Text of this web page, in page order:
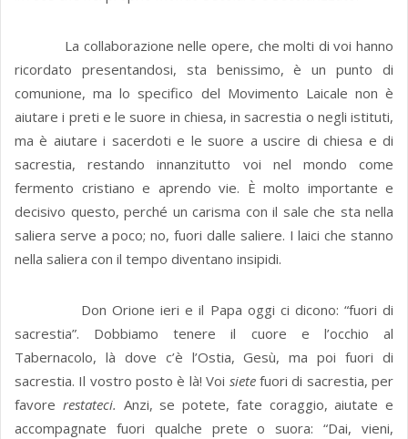
La collaborazione nelle opere, che molti di voi hanno
ricordato presentandosi, sta benissimo, è un punto di
comunione, ma lo specifico del Movimento Laicale non è
aiutare i preti e le suore in chiesa, in sacrestia o negli istituti,
ma è aiutare i sacerdoti e le suore a uscire di chiesa e di
sacrestia, restando innanzitutto voi nel mondo come
fermento cristiano e aprendo vie. È molto importante e
decisivo questo, perché un carisma con il sale che sta nella
saliera serve a poco; no, fuori dalle saliere. I laici che stanno
nella saliera con il tempo diventano insipidi.
Don Orione ieri e il Papa oggi ci dicono: “fuori di
sacrestia”. Dobbiamo tenere il cuore e l’occhio al
Tabernacolo, là dove c’è l’Ostia, Gesù, ma poi fuori di
sacrestia. Il vostro posto è là! Voi sietefuori di sacrestia, per
favore restateci. Anzi, se potete, fate coraggio, aiutate e
accompagnate fuori qualche prete o suora: “Dai, vieni,